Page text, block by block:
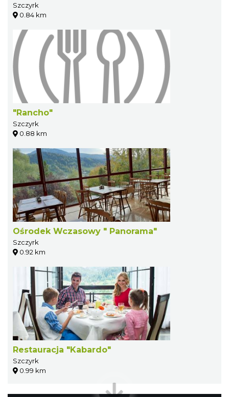
Szczyrk
0.84 km
"Rancho"
Szczyrk
0.88 km
Ośrodek Wczasowy " Panorama"
Szczyrk
0.92 km
Restauracja "Kabardo"
Szczyrk
0.99 km